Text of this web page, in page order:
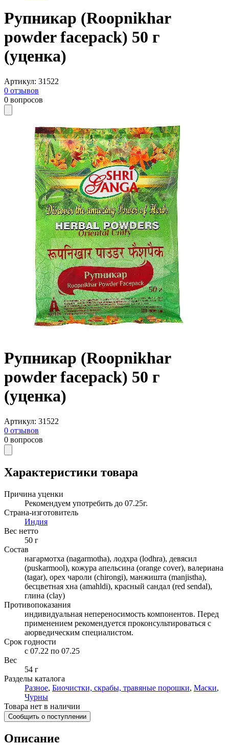
Рупникар (Roopnikhar
powder facepack) 50 г
(уценка)
Артикул: 31522
0 отзывов
0 вопросов
Рупникар (Roopnikhar
powder facepack) 50 г
(уценка)
Артикул: 31522
0 отзывов
0 вопросов
Характеристики товара
Причина уценки
Рекомендуем употребить до 07.25г.
Страна-изготовитель
Индия
Вес нетто
50 г
Состав
нагармотха (nagarmotha), лодхра (lodhra), девясил
(puskarmool), кожура апельсина (orange cover), валериана
(tagar), орех чароли (chirongi), манжишта (manjistha),
бесцветная хна (amahldi), красный сандал (red sendal),
глина (clay)
Противопоказания
индивидуальная непереносимость компонентов. Перед
применением рекомендуется проконсультироваться с
аюрведическим специалистом.
Срок годности
c 07.22 по 07.25
Вес
54 г
Разделы каталога
Разное, Биочистки, скрабы, травяные порошки, Маски,
Чурны
Товара нет в наличии
Сообщить о поступлении
Описание